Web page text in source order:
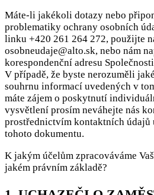
Máte-li jakékoli dotazy nebo
problematiky ochrany osobních
linku +420 261 264 272, použijte
osobneudaje@alto.sk, nebo nám
korespondenční adresu
V případě, že byste nerozuměli
souhrnu informací uvedených v
máte zájem o poskytnutí
vysvětlení prosím neváhejte nás
prostřednictvím kontaktních údajů
tohoto dokumentu.
K jakým účelům zpracováváme
jakém právním základě?